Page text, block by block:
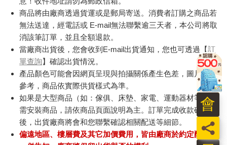
商品將由廠商透過貨運或是郵局寄送。消費者訂購之商品若
無法送達，經電話或 E-mail無法聯繫逾三天者，本公司將取
消該筆訂單，並且全額退款。
當廠商出貨後，您會收到E-mail出貨通知，您也可透過【訂
單查詢】確認出貨情況。
產品顏色可能會因網頁呈現與拍攝關係產生色差，圖片僅供
參考，商品依實際供貨樣式為準。
如果是大型商品（如：傢俱、床墊、家電、運動器材等）及
需安裝商品，請依商品頁面說明為主。訂單完成收款確認
後，出貨廠商將會和您聯繫確認相關配送等細節。
偏遠地區、樓層費及其它加價費用，皆由廠商於約定配送時
員
會